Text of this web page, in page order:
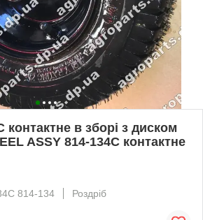
контактне в зборі з диском
ASSY 814-134С контактне
814-134
Роздріб